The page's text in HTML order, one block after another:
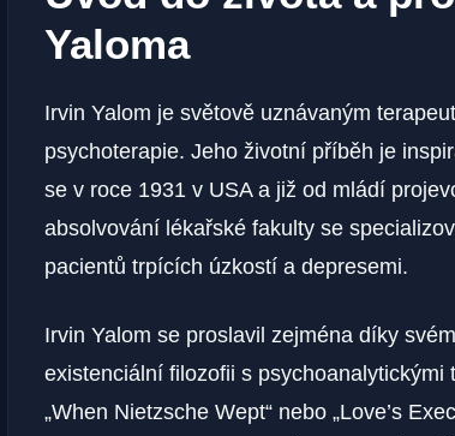
Yaloma
Irvin Yalom je světově uznávaným
psychoterapie. Jeho životní příběh je
se v roce 1931 v USA a již od mládí
absolvování lékařské fakulty se
pacientů trpících úzkostí a depresemi.
Irvin Yalom se proslavil zejména díky
existenciální filozofii s
„When Nietzsche Wept“ nebo „Love’s